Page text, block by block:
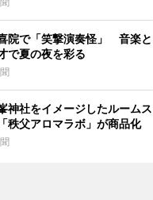
院で「笑撃演奏怪」 音楽と
で夏の夜を彩る
神社をイメージしたルームス
父アロマラボ」が商品化